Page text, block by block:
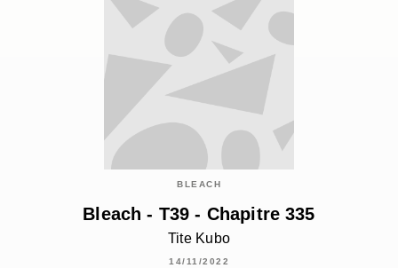
BLEACH
Bleach - T39 - Chapitre 335
Tite Kubo
14/11/2022